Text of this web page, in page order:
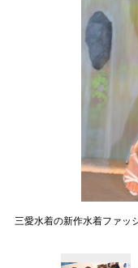
三愛水着の新作水着ファッ